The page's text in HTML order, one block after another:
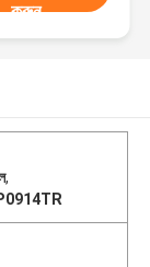
করুন
,